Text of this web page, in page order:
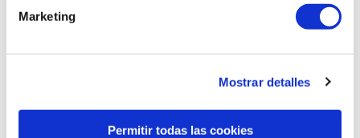
Marketing
Mostrar detalles
Permitir todas las cookies